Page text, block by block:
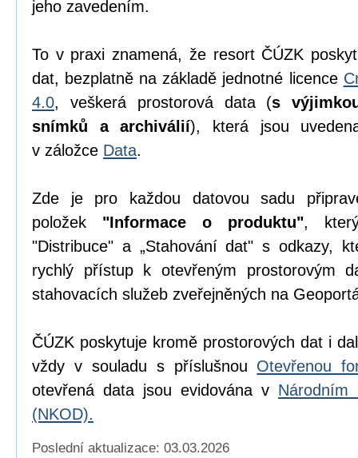
jeho zavedením.
To v praxi znamená, že resort ČÚZK
dat, bezplatně na základě jednotné licence
4.0, veškerá prostorová data (s
snímků a archiválií), která jsou
v záložce Data.
Zde je pro každou datovou sadu
položek "Informace o produktu",
"Distribuce" a „Stahování dat" s odkazy,
rychlý přístup k otevřeným prostorovým
stahovacích služeb zveřejněných na
ČÚZK poskytuje kromě prostorových dat i
vždy v souladu s příslušnou Otevřenou
otevřená data jsou evidována v Národním
(NKOD).
Poslední aktualizace: 03.03.2026